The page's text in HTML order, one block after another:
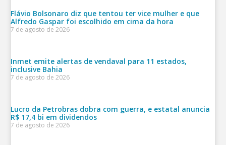
Flávio Bolsonaro diz que tentou ter vice mulher e que
Alfredo Gaspar foi escolhido em cima da hora
7 de agosto de 2026
Inmet emite alertas de vendaval para 11 estados,
inclusive Bahia
7 de agosto de 2026
Lucro da Petrobras dobra com guerra, e estatal anuncia
R$ 17,4 bi em dividendos
7 de agosto de 2026